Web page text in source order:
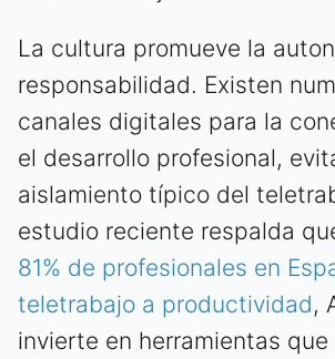
La cultura promueve la
responsabilidad. Existen
canales digitales para la
el desarrollo profesional,
aislamiento típico del
estudio reciente respalda
81% de profesionales en
teletrabajo a productividad,
invierte en herramientas